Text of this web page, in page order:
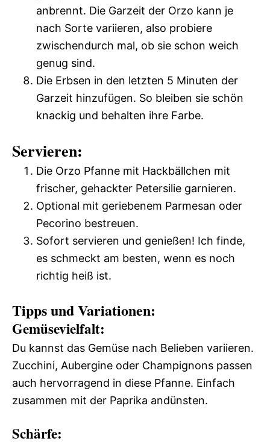
anbrennt. Die Garzeit der Orzo kann je
nach Sorte variieren, also probiere
zwischendurch mal, ob sie schon weich
genug sind.
Die Erbsen in den letzten 5 Minuten der
Garzeit hinzufügen. So bleiben sie schön
knackig und behalten ihre Farbe.
Servieren:
Die Orzo Pfanne mit Hackbällchen mit
frischer, gehackter Petersilie garnieren.
Optional mit geriebenem Parmesan oder
Pecorino bestreuen.
Sofort servieren und genießen! Ich finde,
es schmeckt am besten, wenn es noch
richtig heiß ist.
Tipps und Variationen:
Gemüsevielfalt:
Du kannst das Gemüse nach Belieben variieren.
Zucchini, Aubergine oder Champignons passen
auch hervorragend in diese Pfanne. Einfach
zusammen mit der Paprika andünsten.
Schärfe: